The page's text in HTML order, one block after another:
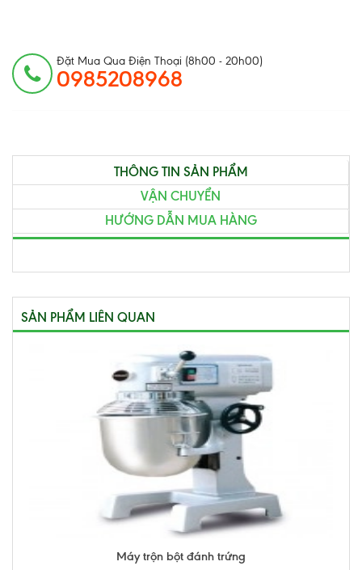
Đặt Mua Qua Điện Thoại (8h00 - 20h00)
0985208968
THÔNG TIN SẢN PHẨM
VẬN CHUYỂN
HƯỚNG DẪN MUA HÀNG
SẢN PHẨM LIÊN QUAN
Máy trộn bột đánh trứng